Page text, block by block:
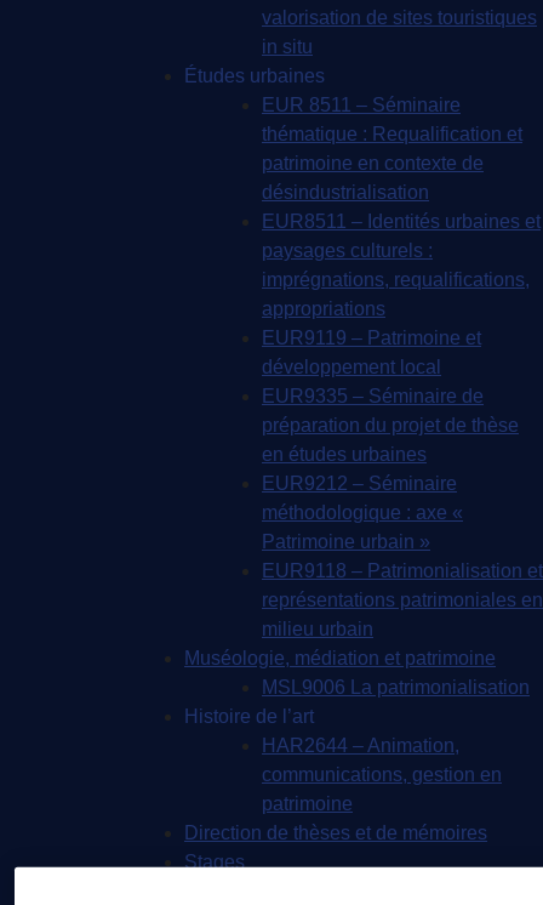
valorisation de sites touristiques
in situ
Études urbaines
EUR 8511 – Séminaire
thématique : Requalification et
patrimoine en contexte de
désindustrialisation
EUR8511 – Identités urbaines et
paysages culturels :
imprégnations, requalifications,
appropriations
EUR9119 – Patrimoine et
développement local
EUR9335 – Séminaire de
préparation du projet de thèse
en études urbaines
EUR9212 – Séminaire
méthodologique : axe «
Patrimoine urbain »
EUR9118 – Patrimonialisation et
représentations patrimoniales en
milieu urbain
Muséologie, médiation et patrimoine
MSL9006 La patrimonialisation
Histoire de l’art
HAR2644 – Animation,
communications, gestion en
patrimoine
Direction de thèses et de mémoires
Stages